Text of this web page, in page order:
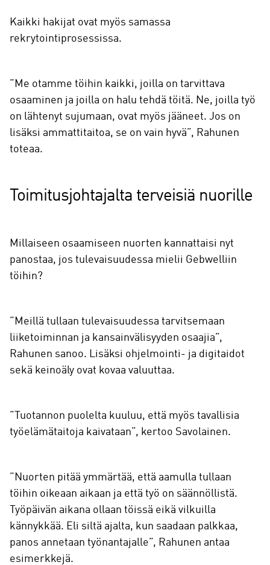
Kaikki hakijat ovat myös samassa
rekrytointiprosessissa.
”Me otamme töihin kaikki, joilla on tarvittava
osaaminen ja joilla on halu tehdä töitä. Ne, joilla työ
on lähtenyt sujumaan, ovat myös jääneet. Jos on
lisäksi ammattitaitoa, se on vain hyvä”, Rahunen
toteaa.
Toimitusjohtajalta terveisiä nuorille
Millaiseen osaamiseen nuorten kannattaisi nyt
panostaa, jos tulevaisuudessa mielii Gebwelliin
töihin?
”Meillä tullaan tulevaisuudessa tarvitsemaan
liiketoiminnan ja kansainvälisyyden osaajia”,
Rahunen sanoo. Lisäksi ohjelmointi- ja digitaidot
sekä keinoäly ovat kovaa valuuttaa.
”Tuotannon puolelta kuuluu, että myös tavallisia
työelämätaitoja kaivataan”, kertoo Savolainen.
”Nuorten pitää ymmärtää, että aamulla tullaan
töihin oikeaan aikaan ja että työ on säännöllistä.
Työpäivän aikana ollaan töissä eikä vilkuilla
kännykkää. Eli siltä ajalta, kun saadaan palkkaa,
panos annetaan työnantajalle”, Rahunen antaa
esimerkkejä.